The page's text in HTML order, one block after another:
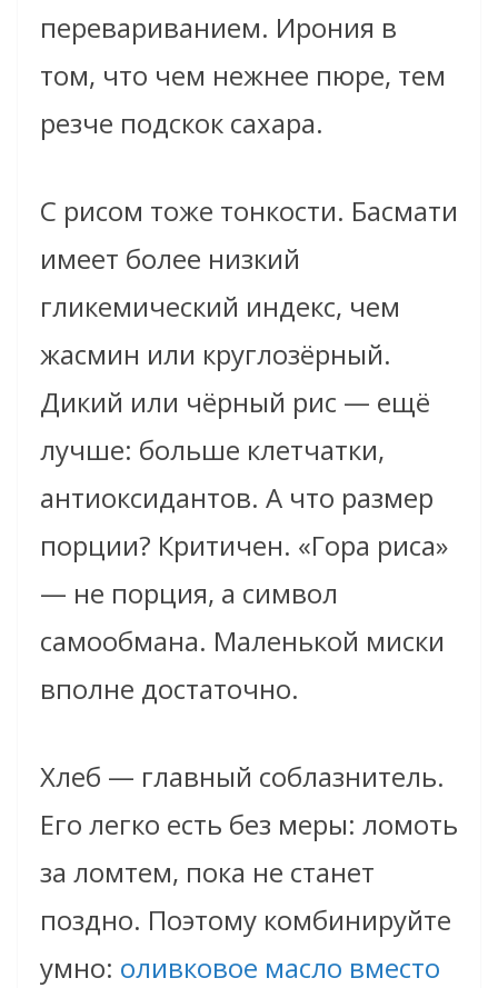
перевариванием. Ирония в
том, что чем нежнее пюре, тем
резче подскок сахара.
С рисом тоже тонкости. Басмати
имеет более низкий
гликемический индекс, чем
жасмин или круглозёрный.
Дикий или чёрный рис — ещё
лучше: больше клетчатки,
антиоксидантов. А что размер
порции? Критичен. «Гора риса»
— не порция, а символ
самообмана. Маленькой миски
вполне достаточно.
Хлеб — главный соблазнитель.
Его легко есть без меры: ломоть
за ломтем, пока не станет
поздно. Поэтому комбинируйте
умно: оливковое масло вместо